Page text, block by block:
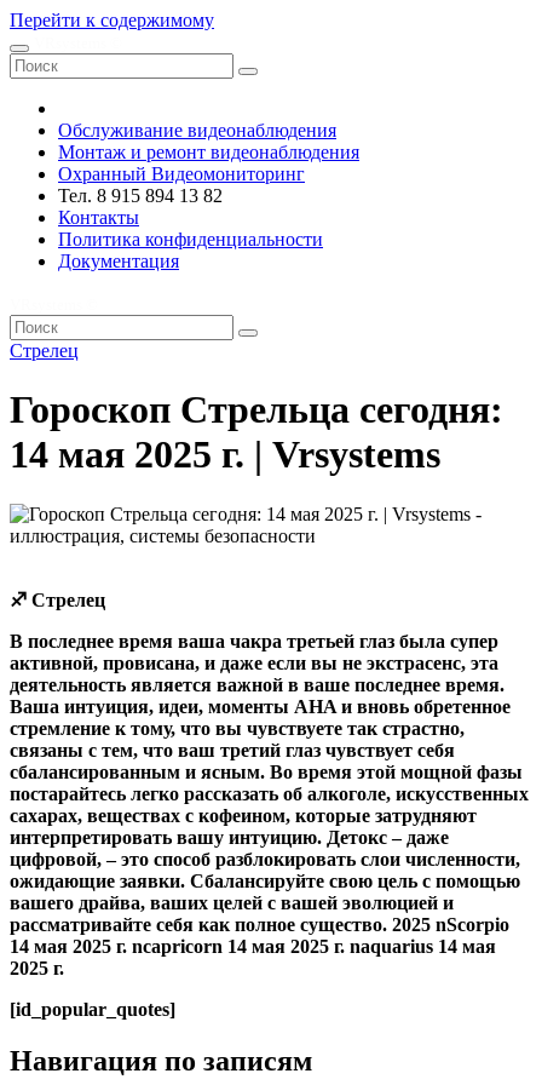
Перейти к содержимому
Обслуживание видеонаблюдения
Монтаж и ремонт видеонаблюдения
Охранный Видеомониторинг
Тел. 8 915 894 13 82
Контакты
Политика конфиденциальности
Документация
Стрелец
Гороскоп Стрельца сегодня:
14 мая 2025 г. | Vrsystems
♐ Стрелец
В последнее время ваша чакра третьей глаз была супер
активной, провисана, и даже если вы не экстрасенс, эта
деятельность является важной в ваше последнее время.
Ваша интуиция, идеи, моменты AHA и вновь обретенное
стремление к тому, что вы чувствуете так страстно,
связаны с тем, что ваш третий глаз чувствует себя
сбалансированным и ясным. Во время этой мощной фазы
постарайтесь легко рассказать об алкоголе, искусственных
сахарах, веществах с кофеином, которые затрудняют
интерпретировать вашу интуицию. Детокс – даже
цифровой, – это способ разблокировать слои численности,
ожидающие заявки. Сбалансируйте свою цель с помощью
вашего драйва, ваших целей с вашей эволюцией и
рассматривайте себя как полное существо. 2025 nScorpio
14 мая 2025 г. ncapricorn 14 мая 2025 г. naquarius 14 мая
2025 г.
[id_popular_quotes]
Навигация по записям